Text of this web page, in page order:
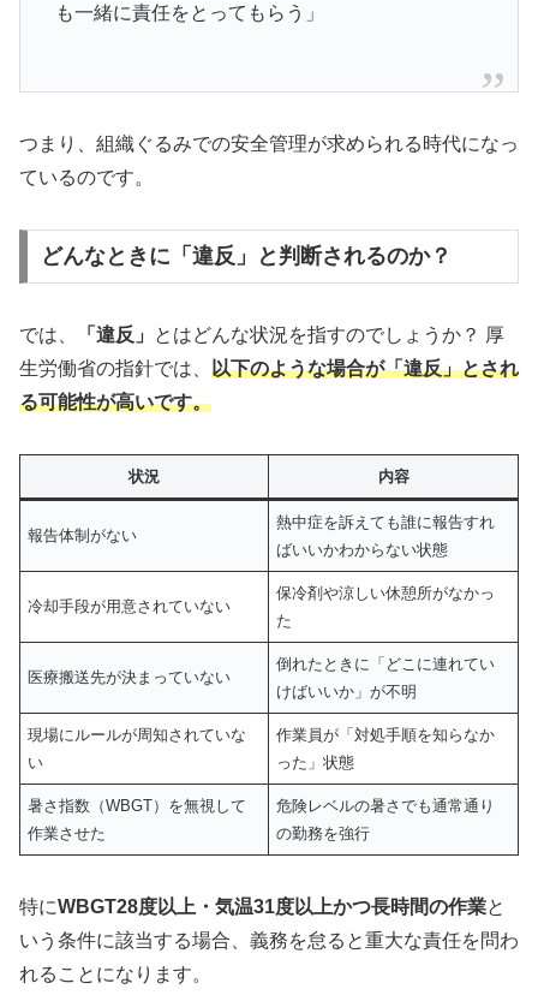
も一緒に責任をとってもらう」
つまり、組織ぐるみでの安全管理が求められる時代になっ
ているのです。
どんなときに「違反」と判断されるのか？
では、 「違反」
とはどんな状況を指すのでしょうか？ 厚
生労働省の指針では、 以下のような場合が「違反」とされ
る可能性が高いです。
状況 内容
報告体制がない
熱中症を訴えても誰に報告すれ
ばいいかわからない状態
冷却手段が用意されていない
保冷剤や涼しい休憩所がなかっ
た
医療搬送先が決まっていない
倒れたときに「どこに連れてい
けばいいか」が不明
現場にルールが周知されていな
い
作業員が「対処手順を知らなか
った」状態
暑さ指数（WBGT）を無視して
作業させた
危険レベルの暑さでも通常通り
の勤務を強行
特にWBGT28度以上・気温31度以上かつ長時間の作業と
いう条件に該当する場合、義務を怠ると重大な責任を問わ
れることになります。